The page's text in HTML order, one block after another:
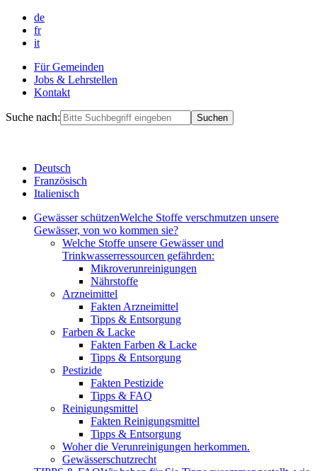
de
fr
it
Für Gemeinden
Jobs & Lehrstellen
Kontakt
Suche nach:
Deutsch
Französisch
Italienisch
Gewässer schützenWelche Stoffe verschmutzen unsere
Gewässer, von wo kommen sie?
Welche Stoffe unsere Gewässer und
Trinkwasserressourcen gefährden:
Mikroverunreinigungen
Nährstoffe
Arzneimittel
Fakten Arzneimittel
Tipps & Entsorgung
Farben & Lacke
Fakten Farben & Lacke
Tipps & Entsorgung
Pestizide
Fakten Pestizide
Tipps & FAQ
Reinigungsmittel
Fakten Reinigungsmittel
Tipps & Entsorgung
Woher die Verunreinigungen herkommen.
Gewässerschutzrecht